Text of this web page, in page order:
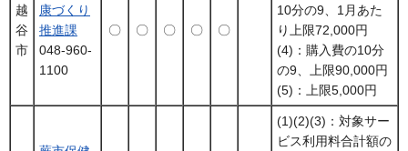
越
谷
市
康づくり
推進課
048-960-
1100
〇 〇 〇 〇 〇
10分の9、1月あた
り上限72,000円
(4)：購入費の10分
の9、上限90,000円
(5)：上限5,000円
(1)(2)(3)：対象サー
ビス利用料合計額の